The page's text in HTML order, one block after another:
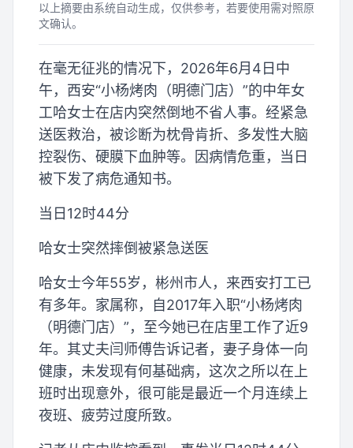
以上摘要由系统自动生成，仅供参考，若要使用需对照原
文确认。
在毫无征兆的情况下，2026年6月4日中
午，西安“小杨烤肉（明德门店）”的中年女
工哈女士在店内突然倒地不省人事。经紧急
送医救治，被诊断为枕骨肯折、多发性大脑
控裂伤、硬膜下血肿等。因病情危重，当日
被下发了病危通知书。
当日12时44分
哈女士突然摔倒被紧急送医
哈女士今年55岁，彬州市人，来西安打工已
有多年。家属称，自2017年入职“小杨烤肉
（明德门店）”，至今她已在店里工作了近9
年。其丈夫闫师傅告诉记者，妻子身体一向
健康，未发现有何基础病，这次之所以在上
班时出现意外，很可能是最近一个月连续上
夜班、疲劳过度所致。